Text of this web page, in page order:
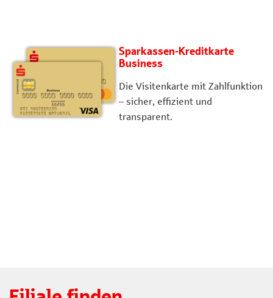
Sparkassen-Kreditkarte
Business
Die Visitenkarte mit Zahlfunktion
– sicher, effizient und
transparent.